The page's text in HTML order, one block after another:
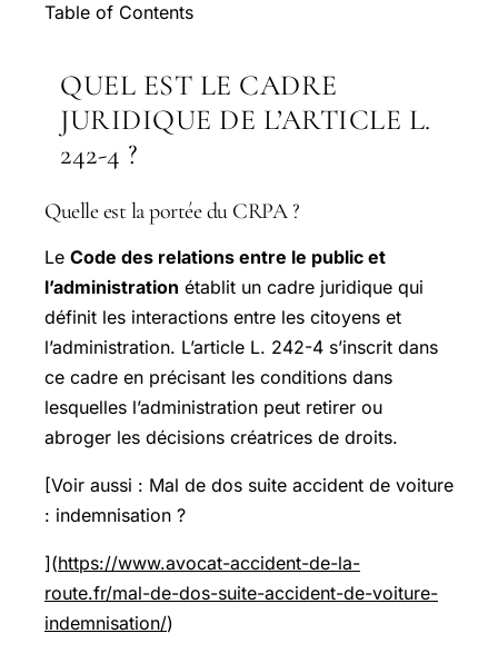
Table of Contents
QUEL EST LE CADRE
JURIDIQUE DE L’ARTICLE L.
242-4 ?
Quelle est la portée du CRPA ?
Le Code des relations entre le public et
l’administration établit un cadre juridique qui
définit les interactions entre les citoyens et
l’administration. L’article L. 242-4 s’inscrit dans
ce cadre en précisant les conditions dans
lesquelles l’administration peut retirer ou
abroger les décisions créatrices de droits.
[Voir aussi : Mal de dos suite accident de voiture
: indemnisation ?
](https://www.avocat-accident-de-la-
route.fr/mal-de-dos-suite-accident-de-voiture-
indemnisation/)